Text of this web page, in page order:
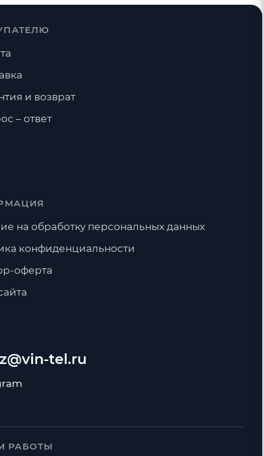
tel.ru
РАБОТЫ
и возврат
– ответ
на обработку персональных данных
конфиденциальности
оферта